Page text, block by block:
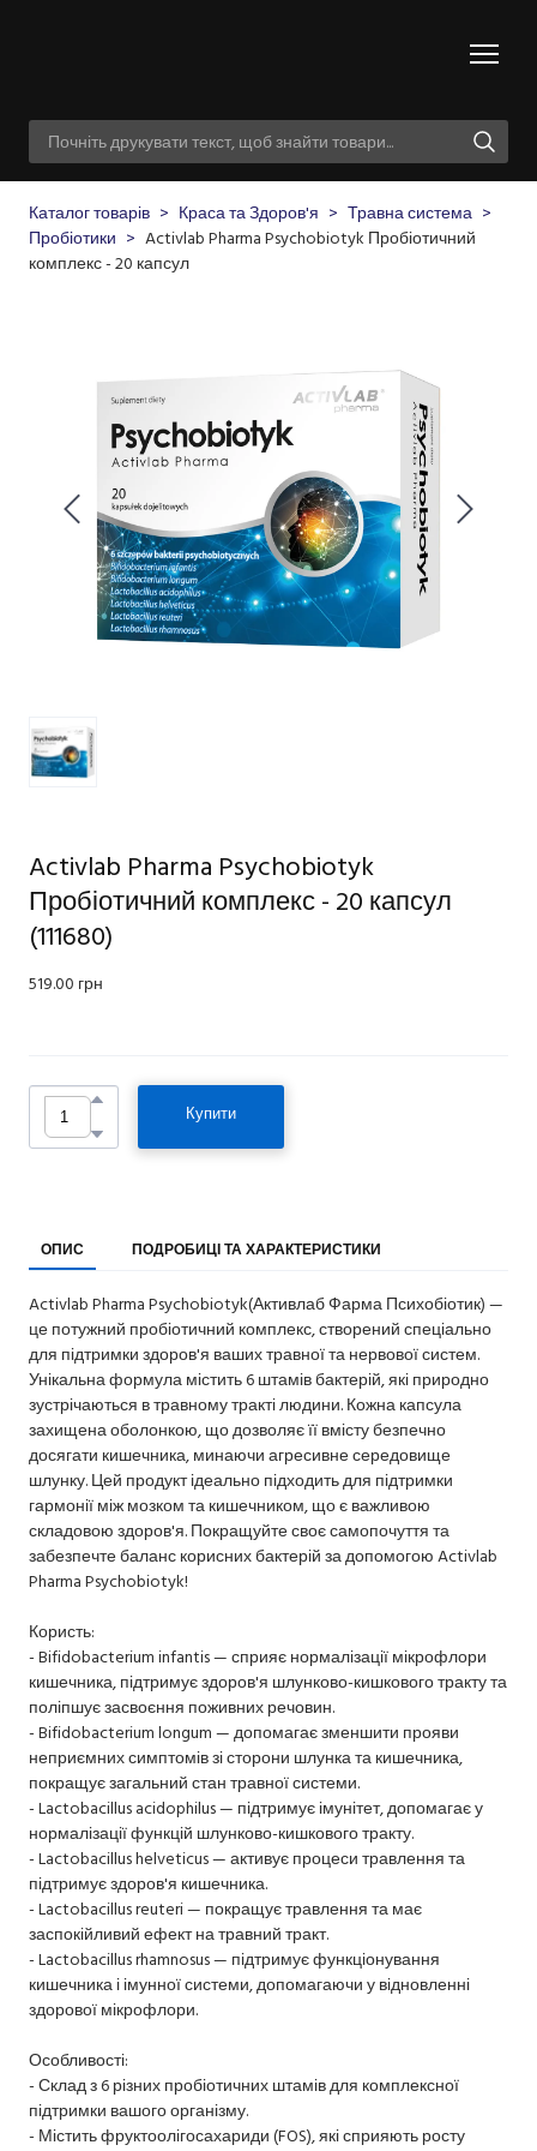
Каталог товарів Краса та Здоров'я
Травна система
Пробіотики
Activlab Pharma Psychobiotyk Пробіотичний
комплекс - 20 капсул
Activlab Pharma Psychobiotyk
Пробіотичний комплекс - 20 капсул
(111680)
519.00 грн
Купити
ОПИС ПОДРОБИЦІ ТА ХАРАКТЕРИСТИКИ
Activlab Pharma Psychobiotyk(Активлаб Фарма Психобіотик) —
це потужний пробіотичний комплекс, створений спеціально
для підтримки здоров'я ваших травної та нервової систем.
Унікальна формула містить 6 штамів бактерій, які природно
зустрічаються в травному тракті людини. Кожна капсула
захищена оболонкою, що дозволяє її вмісту безпечно
досягати кишечника, минаючи агресивне середовище
шлунку. Цей продукт ідеально підходить для підтримки
гармонії між мозком та кишечником, що є важливою
складовою здоров'я. Покращуйте своє самопочуття та
забезпечте баланс корисних бактерій за допомогою Activlab
Pharma Psychobiotyk!
Користь:
- Bifidobacterium infantis — сприяє нормалізації мікрофлори
кишечника, підтримує здоров'я шлунково-кишкового тракту та
поліпшує засвоєння поживних речовин.
- Bifidobacterium longum — допомагає зменшити прояви
неприємних симптомів зі сторони шлунка та кишечника,
покращує загальний стан травної системи.
- Lactobacillus acidophilus — підтримує імунітет, допомагає у
нормалізації функцій шлунково-кишкового тракту.
- Lactobacillus helveticus — активує процеси травлення та
підтримує здоров'я кишечника.
- Lactobacillus reuteri — покращує травлення та має
заспокійливий ефект на травний тракт.
- Lactobacillus rhamnosus — підтримує функціонування
кишечника і імунної системи, допомагаючи у відновленні
здорової мікрофлори.
Особливості:
- Склад з 6 різних пробіотичних штамів для комплексної
підтримки вашого організму.
- Містить фруктоолігосахариди (FOS), які сприяють росту